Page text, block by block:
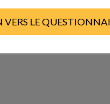
VERS LE